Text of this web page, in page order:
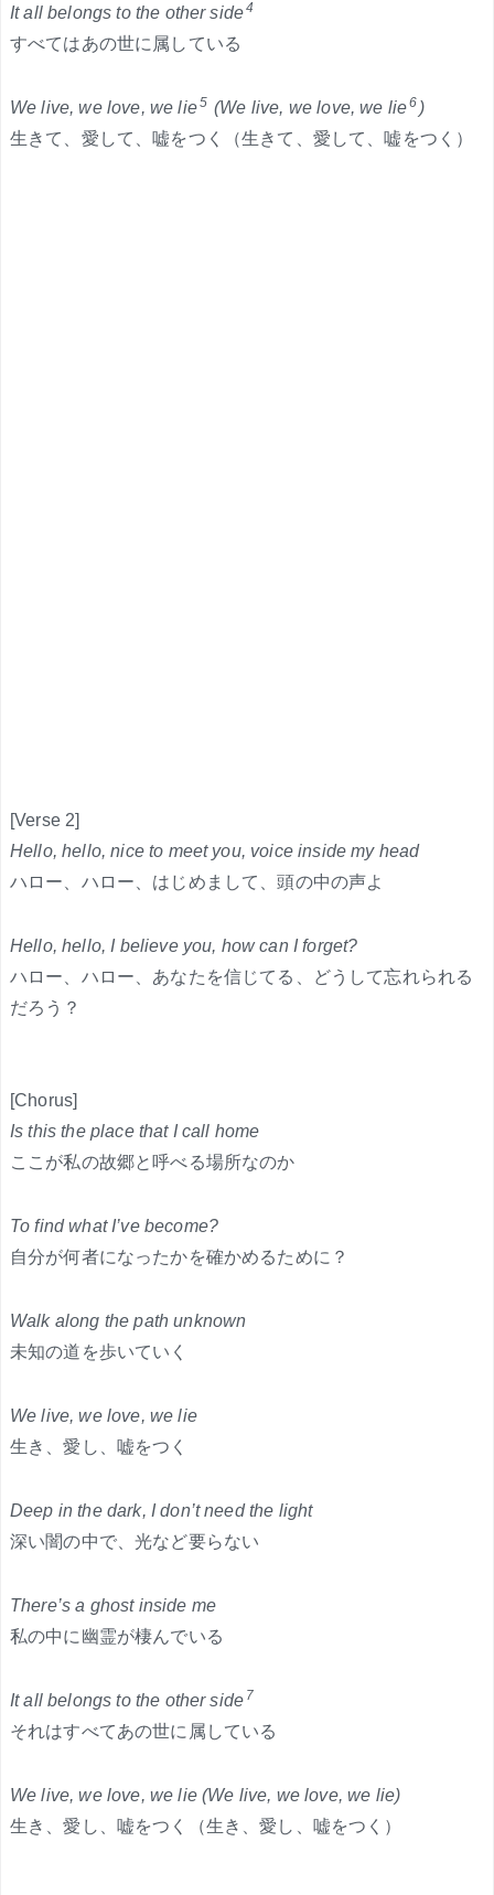
It all belongs to the other side4
すべてはあの世に属している
We live, we love, we lie5 (We live, we love, we lie6 )
生きて、愛して、嘘をつく（生きて、愛して、嘘をつく）
[Verse 2]
Hello, hello, nice to meet you, voice inside my head
ハロー、ハロー、はじめまして、頭の中の声よ
Hello, hello, I believe you, how can I forget?
ハロー、ハロー、あなたを信じてる、どうして忘れられる
だろう？
[Chorus]
Is this the place that I call home
ここが私の故郷と呼べる場所なのか
To find what I’ve become?
自分が何者になったかを確かめるために？
Walk along the path unknown
未知の道を歩いていく
We live, we love, we lie
生き、愛し、嘘をつく
Deep in the dark, I don’t need the light
深い闇の中で、光など要らない
There’s a ghost inside me
私の中に幽霊が棲んでいる
It all belongs to the other side 7
それはすべてあの世に属している
We live, we love, we lie (We live, we love, we lie)
生き、愛し、嘘をつく（生き、愛し、嘘をつく）